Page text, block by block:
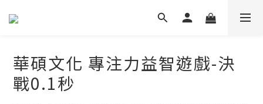
華碩文化 專注力益智遊戲-決
戰0.1秒